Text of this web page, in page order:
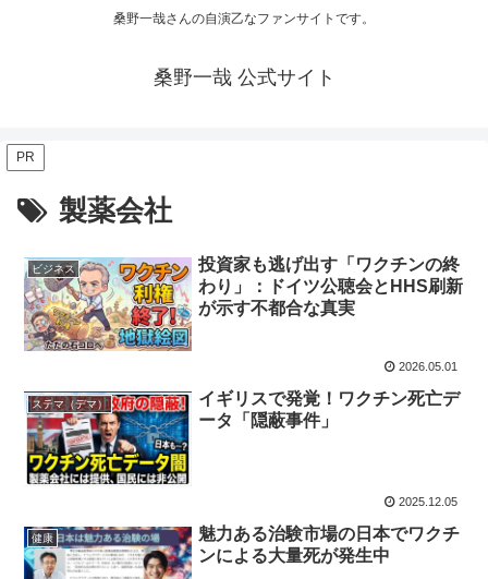
桑野一哉さんの自演乙なファンサイトです。
桑野一哉 公式サイト
PR
製薬会社
ビジネス
投資家も逃げ出す「ワクチンの終
わり」：ドイツ公聴会とHHS刷新
が示す不都合な真実
2026.05.01
ステマ（デマ）
イギリスで発覚！ワクチン死亡デ
ータ「隠蔽事件」
2025.12.05
健康
魅力ある治験市場の日本でワクチ
ンによる大量死が発生中